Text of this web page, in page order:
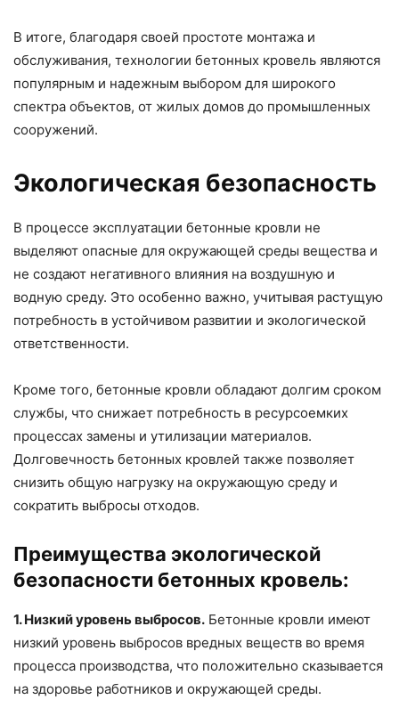
В итоге, благодаря своей простоте монтажа и
обслуживания, технологии бетонных кровель являются
популярным и надежным выбором для широкого
спектра объектов, от жилых домов до промышленных
сооружений.
Экологическая безопасность
В процессе эксплуатации бетонные кровли не
выделяют опасные для окружающей среды вещества и
не создают негативного влияния на воздушную и
водную среду. Это особенно важно, учитывая растущую
потребность в устойчивом развитии и экологической
ответственности.
Кроме того, бетонные кровли обладают долгим сроком
службы, что снижает потребность в ресурсоемких
процессах замены и утилизации материалов.
Долговечность бетонных кровлей также позволяет
снизить общую нагрузку на окружающую среду и
сократить выбросы отходов.
Преимущества экологической
безопасности бетонных кровель:
1. Низкий уровень выбросов. Бетонные кровли имеют
низкий уровень выбросов вредных веществ во время
процесса производства, что положительно сказывается
на здоровье работников и окружающей среды.